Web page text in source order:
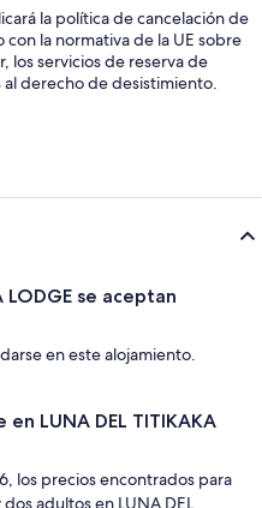
la política de cancelación de
la normativa de la UE sobre
los servicios de reserva de
derecho de desistimiento.
LODGE se aceptan
en este alojamiento.
LUNA DEL TITIKAKA
los precios encontrados para
adultos en LUNA DEL